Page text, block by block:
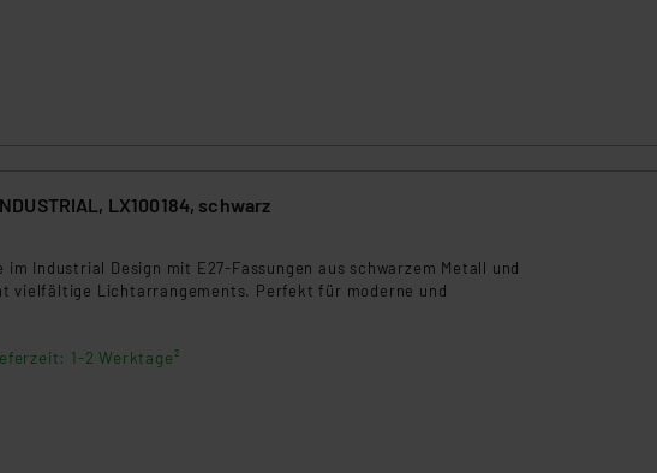
LX100184, schwarz
Industrial Design mit E27-Fassungen aus schwarzem Metall und
vielfältige Lichtarrangements. Perfekt für moderne und
1-2 Werktage²